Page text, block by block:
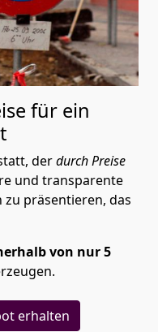
für ein
derdurch Preise
und transparente
präsentieren, das
von nur 5
erhalten